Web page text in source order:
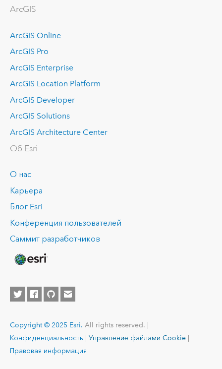
ArcGIS
ArcGIS Online
ArcGIS Pro
ArcGIS Enterprise
ArcGIS Location Platform
ArcGIS Developer
ArcGIS Solutions
ArcGIS Architecture Center
Об Esri
О нас
Карьера
Блог Esri
Конференция пользователей
Саммит разработчиков
Copyright © 2025 Esri. All rights reserved. |
Конфиденциальность
Управление файлами Cookie
Правовая информация